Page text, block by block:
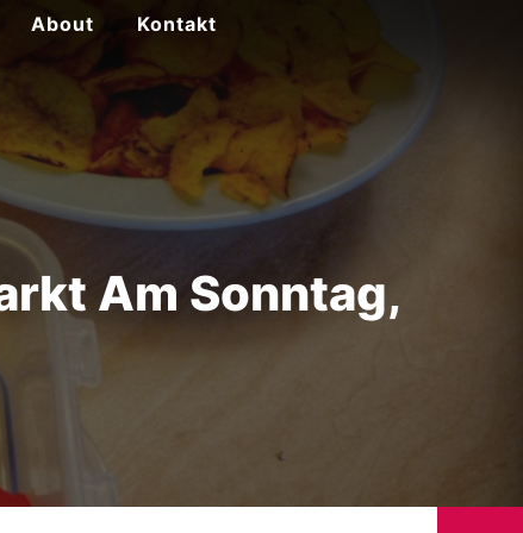
About Kontakt
Am Sonntag,